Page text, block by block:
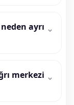
ayrı ⌄
merkezi ⌄